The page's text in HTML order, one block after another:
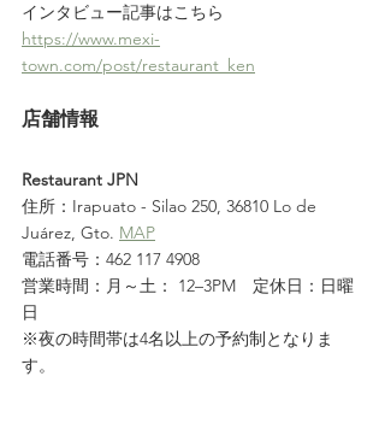
インタビュー記事はこちら
https://www.mexi-
town.com/post/restaurant_ken
店舗情報
Restaurant JPN
住所：Irapuato - Silao 250, 36810 Lo de
Juárez, Gto. MAP
電話番号：462 117 4908
営業時間：月～土： 12–3PM　定休日：日曜
日
※夜の時間帯は4名以上の予約制となりま
す。